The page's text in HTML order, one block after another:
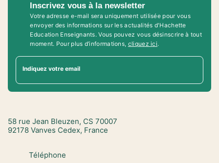
Inscrivez vous à la newsletter
Votre adresse e-mail sera uniquement utilisée pour vous
envoyer des informations sur les actualités d'Hachette
Education Enseignants. Vous pouvez vous désinscrire à tout
moment. Pour plus d’informations, cliquez ici.
Indiquez votre email
58 rue Jean Bleuzen, CS 70007
92178 Vanves Cedex, France
Téléphone